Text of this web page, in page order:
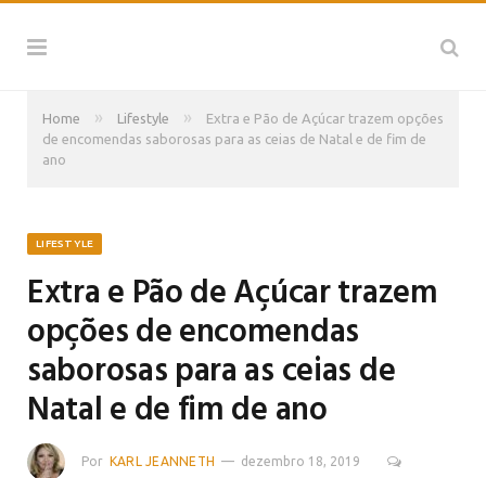
Home » Lifestyle »
Extra e Pão de Açúcar trazem opções
de encomendas saborosas para as ceias de Natal e de fim de
ano
LIFESTYLE
Extra e Pão de Açúcar trazem
opções de encomendas
saborosas para as ceias de
Natal e de fim de ano
Por KARL JEANNETH dezembro 18, 2019